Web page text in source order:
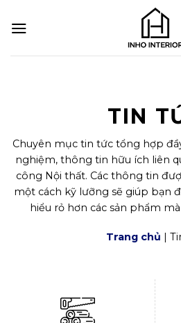
qua
dung
TIN
Chuyên mục tin tức tổng hợp
nghiệm, thông tin hữu ích liên
công Nội thất. Các thông tin
một cách kỹ lưỡng sẽ giúp bạn
hiểu rỏ hơn các sản phẩm
Trang chủ |